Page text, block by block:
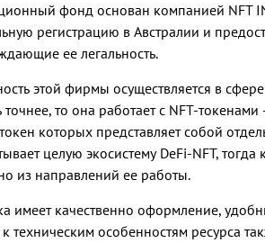
фонд основан компанией NFT
регистрацию в Австралии и
ее легальность.
этой фирмы осуществляется в
точнее, то она работает с NFT-
которых представляет собой
целую экосистему DeFi-NFT,
из направлений ее работы.
имеет качественно оформление,
к техническим особенностям ресурса